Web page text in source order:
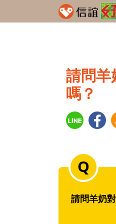
請問
嗎？
請問羊奶